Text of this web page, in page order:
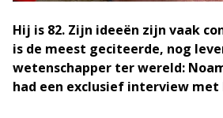
Hij is 82. Zijn ideeën zijn vaak
is de meest geciteerde, nog
wetenschapper ter wereld:
had een exclusief interview met